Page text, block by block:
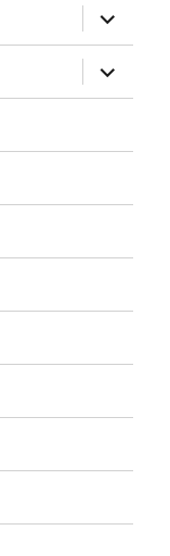
öffnen
öffnen